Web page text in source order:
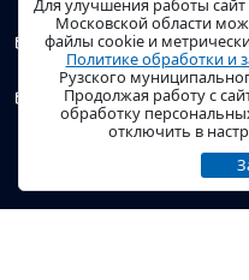
Схема проезда
Общий отдел
округа:
Отдел по работе с
Рузского
Для улучшения работы
Московской области
файлы cookie и
Политике обработки и
Рузского
Продолжая работу с
обработку
отключить в